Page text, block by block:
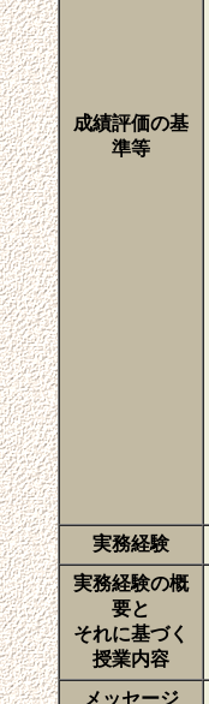
成績評価の基
準等
実務経験
実務経験の概
要と
それに基づく
授業内容
メッセージ